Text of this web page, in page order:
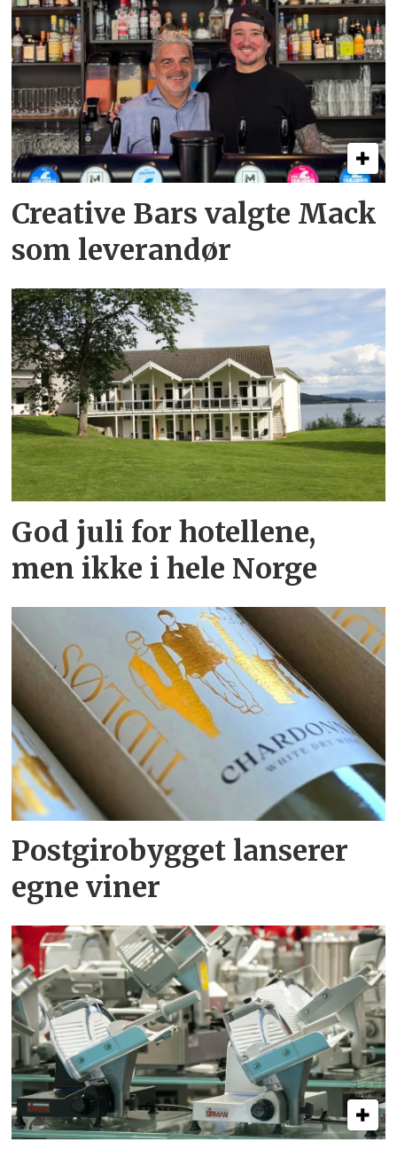
Creative Bars valgte Mack
som leverandør
God juli for hotellene,
men ikke i hele Norge
Postgirobygget lanserer
egne viner